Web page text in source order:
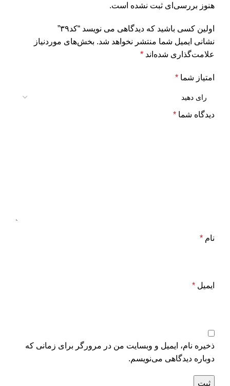
هنوز بررسی‌ای ثبت نشده است.
اولین کسی باشید که دیدگاهی می نویسد “کد۳۹”
نشانی ایمیل شما منتشر نخواهد شد. بخش‌های موردنیاز
علامت‌گذاری شده‌اند *
امتیاز شما *
دیدگاه شما *
نام *
ایمیل *
ذخیره نام، ایمیل و وبسایت من در مرورگر برای زمانی که
دوباره دیدگاهی می‌نویسم.